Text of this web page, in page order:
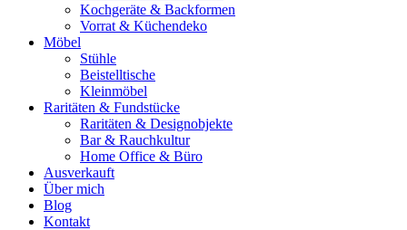
Kochgeräte & Backformen
Vorrat & Küchendeko
Möbel
Stühle
Beistelltische
Kleinmöbel
Raritäten & Fundstücke
Raritäten & Designobjekte
Bar & Rauchkultur
Home Office & Büro
Ausverkauft
Über mich
Blog
Kontakt